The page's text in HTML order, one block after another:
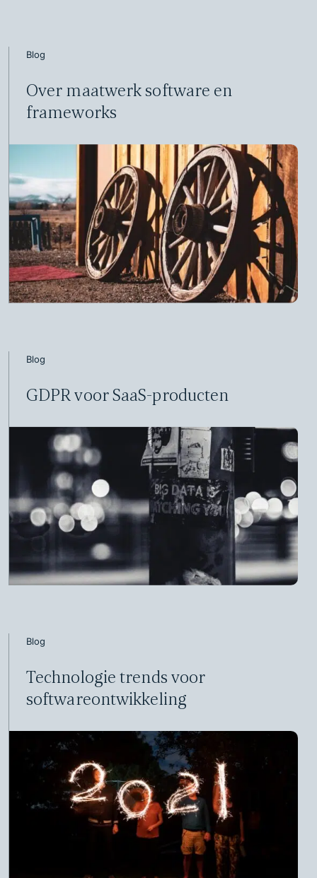
Blog
Over maatwerk software en
frameworks
Blog
GDPR voor SaaS-producten
Blog
Technologie trends voor
softwareontwikkeling